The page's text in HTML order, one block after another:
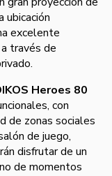
ubicación
excelente
través de
Heroes 80
con
de zonas sociales
de juego,
disfrutar de un
de momentos